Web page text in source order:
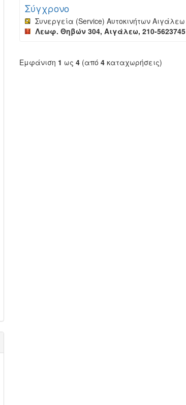
Σύγχρονο
Συνεργεία (Service) Αυτοκινήτων Αιγάλεω
Λεωφ. Θηβών 304, Αιγάλεω, 210-5623745
Εμφάνιση 1 ως 4 (από 4 καταχωρήσεις)